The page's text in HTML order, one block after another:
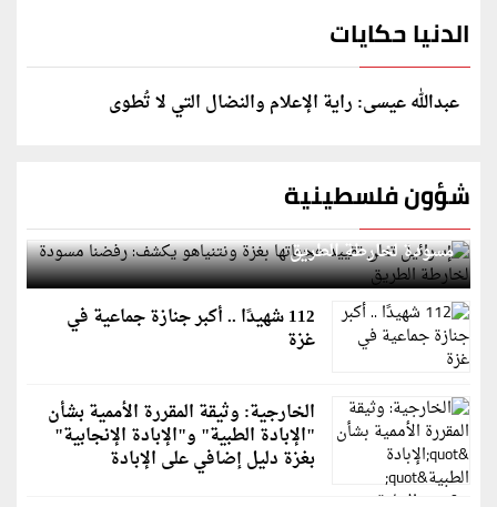
الدنيا حكايات
عبدالله عيسى: راية الإعلام والنضال التي لا تُطوى
شؤون فلسطينية
إسرائيل تعلن تقييد هجماتها بغزة ونتنياهو يكشف: رفضنا
مسودة لخارطة الطريق
112 شهيدًا .. أكبر جنازة جماعية في
غزة
الخارجية: وثيقة المقررة الأممية بشأن
"الإبادة الطبية" و"الإبادة الإنجابية"
بغزة دليل إضافي على الإبادة